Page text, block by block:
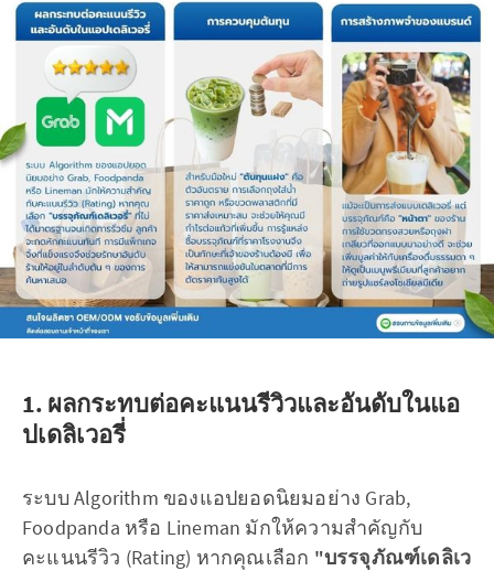
1. ผลกระทบต่อคะแนนรีวิวและอันดับในแอ
ปเดลิเวอรี่
ระบบ Algorithm ของแอปยอดนิยมอย่าง Grab,
Foodpanda หรือ Lineman มักให้ความสำคัญกับ
คะแนนรีวิว (Rating) หากคุณเลือก "บรรจุภัณฑ์เดลิเว